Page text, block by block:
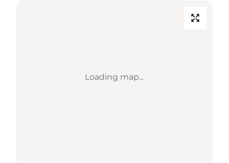
Loading map...